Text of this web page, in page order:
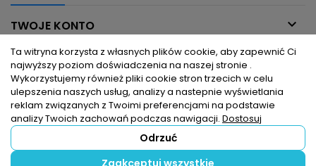
TWOJE KONTO 
INFORMACJE DLA CIEBIE 
PRODUKTY
© Copyright 2026 hurtownia elektryczna dlaelektrykow.pl. Wszelkie
Ta witryna korzysta z własnych plików cookie, aby zapewnić Ci
najwyższy poziom doświadczenia na naszej stronie .
Wykorzystujemy również pliki cookie stron trzecich w celu
ulepszenia naszych usług, analizy a nastepnie wyświetlania
reklam związanych z Twoimi preferencjami na podstawie
analizy Twoich zachowań podczas nawigacji. Dostosuj
Odrzuć
Zaakceptuj wszystkie